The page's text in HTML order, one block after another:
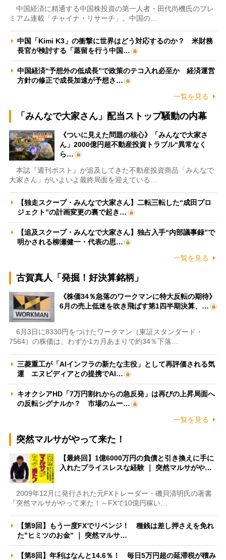
中国経済に精通する中国株投資の第一人者・田代尚機氏のプレ
ミアム連載「チャイナ・リサーチ」。中国の…
中国「Kimi K3」の衝撃に世界はどう対応するのか？ 米財務
長官が検討する「蒸留を行う中国…
中国経済“予想外の低成長”で政策のテコ入れ必至か 経済運営
方針の修正で成長加速が予想さ…
一覧を見る
「みんなで大家さん」配当ストップ騒動の内幕
《ついに見えた問題の核心》「みんなで大家さ
ん」2000億円超不動産投資トラブル“異常なく
ら…
本誌『週刊ポスト』が追及してきた不動産投資商品「みんなで
大家さん」がいよいよ最終局面を迎えている…
【独走スクープ・みんなで大家さん】二転三転した“成田プロ
ジェクト”の計画変更の裏で起き…
【追及スクープ・みんなで大家さん】独占入手“内部議事録”で
明かされる柳瀬健一・代表の思…
一覧を見る
古賀真人「発掘！好決算銘柄」
《株価34％急落のワークマンに特大反転の期待》
6月の売上低迷を吹き飛ばす第1四半期決算、…
6月3日に8330円をつけたワークマン（東証スタンダード・
7564）の株価は、わずか1カ月あまりで約34％下落…
三菱重工が「AIインフラの新たな主役」として再評価される気
運 エヌビディアとの提携でAI…
キオクシアHD「7万円割れからの急反発」は再びの上昇局面へ
の反転シグナルか？ 市場のムー…
一覧を見る
突然マルサがやって来た！
【最終回】1億6000万円の負債と引き換えに手に
入れたプライスレスな経験 ｜ 突然マルサがや…
2009年12月に発行された元FXトレーダー・磯貝清明氏の著書
『突然マルサがやって来た！～FXで10億円稼い…
【第9回】もう一度FXでリベンジ！ 種銭は差し押さえを免れ
た”ヒミツのお金” ｜ 突然マルサ…
【第8回】年利はなんと14.6％！ 毎日5万円超の延滞税が積み